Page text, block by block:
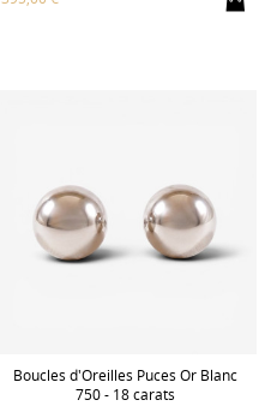
Boucles d'Oreilles Puces Or Blanc
750 - 18 carats